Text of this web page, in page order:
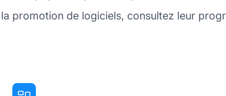
promotion de logiciels, consultez leur